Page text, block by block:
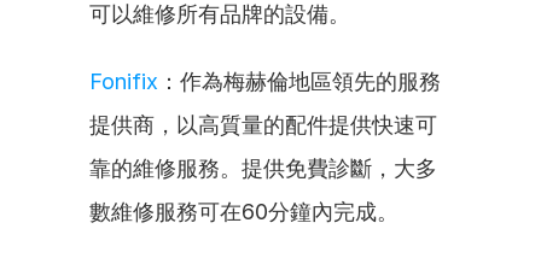
可以維修所有品牌的設備。
Fonifix ：作為梅赫倫地區領先的服務
提供商，以高質量的配件提供快速可
靠的維修服務。提供免費診斷，大多
數維修服務可在60分鐘內完成。